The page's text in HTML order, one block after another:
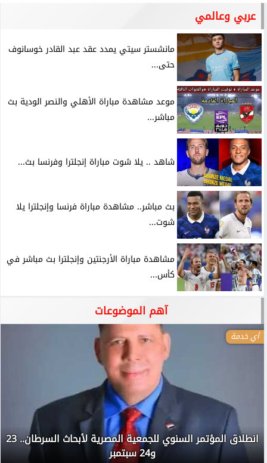
عربي وعالمي
مانشستر سيتي يمدد عقد عبد القادر خوسانوف
حتى...
موعد مشاهدة مباراة الأهلي والنصر الودية بث
مباشر...
شاهد .. يلا شوت مباراة إنجلترا وفرنسا بث...
بث مباشر.. مشاهدة مباراة فرنسا وإنجلترا يلا
شوت...
مشاهدة مباراة الأرجنتين وإنجلترا بث مباشر في
كأس...
آهم الموضوعات
أي خدمة
انطلاق المؤتمر السنوي للجمعية المصرية لأبحاث السرطان.. 23
و24 سبتمبر